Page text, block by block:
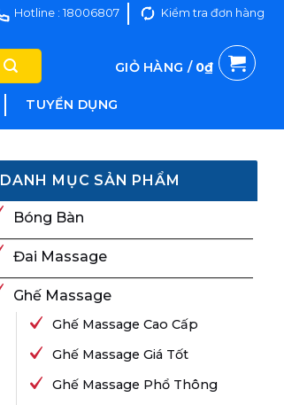
Hotline : 18006807 Kiểm tra đơn hàng
TUYỂN DỤNG
GIỎ HÀNG / 0₫
DANH MỤC SẢN PHẨM
Bóng Bàn
Đai Massage
Ghế Massage
Ghế Massage Cao Cấp
Ghế Massage Giá Tốt
Ghế Massage Phổ Thông